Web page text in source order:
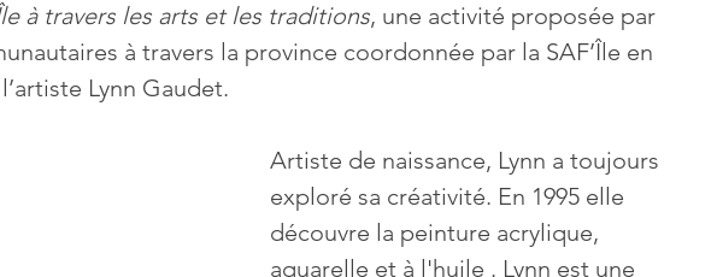
à travers les arts et les traditions, une activité proposée par
à travers la province coordonnée par la SAF’Île en
Lynn Gaudet.
Artiste de naissance, Lynn a toujours
exploré sa créativité. En 1995 elle
découvre la peinture acrylique,
aquarelle et à l'huile . Lynn est une